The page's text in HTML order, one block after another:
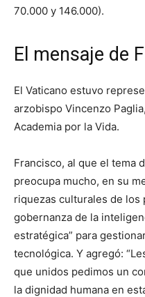
70.000 y 146.000).
El mensaje de
El Vaticano estuvo
arzobispo Vincenzo
Academia por la Vida.
Francisco, al que el tema
preocupa mucho, en su
riquezas culturales de
gobernanza de la
estratégica” para
tecnológica. Y agregó:
que unidos pedimos un
la dignidad humana en